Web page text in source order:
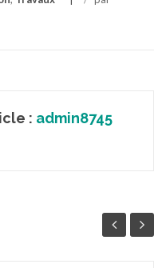
: admin8745